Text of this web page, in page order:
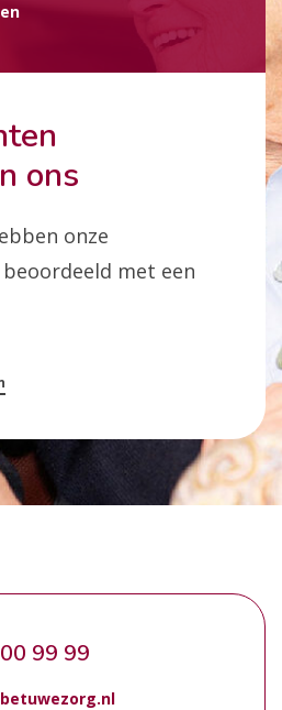
ons
onze
met een
99 99